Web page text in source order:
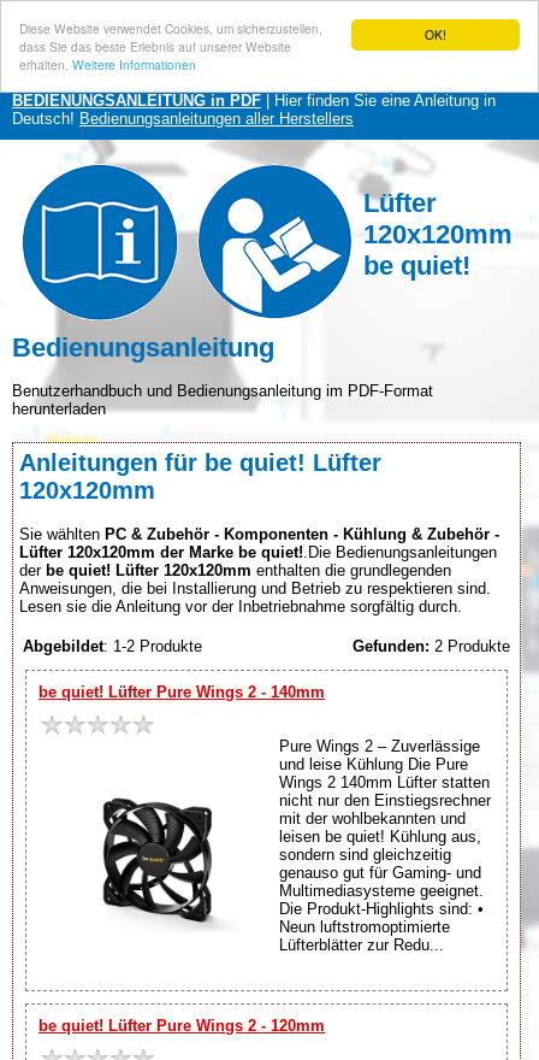
OK!
Diese Website verwendet Cookies, um sicherzustellen,
dass Sie das beste Erlebnis auf unserer Website
erhalten. Weitere Informationen
BEDIENUNGSANLEITUNG in PDF | Hier finden Sie eine Anleitung in
Deutsch! Bedienungsanleitungen aller Herstellers
Lüfter
120x120mm
be quiet!
Bedienungsanleitung
Benutzerhandbuch und Bedienungsanleitung im PDF-Format
herunterladen
Anleitungen für be quiet! Lüfter
120x120mm
Sie wählten PC & Zubehör - Komponenten - Kühlung & Zubehör -
Lüfter 120x120mm der Marke be quiet! .Die Bedienungsanleitungen
der be quiet! Lüfter 120x120mm enthalten die grundlegenden
Anweisungen, die bei Installierung und Betrieb zu respektieren sind.
Lesen sie die Anleitung vor der Inbetriebnahme sorgfältig durch.
Abgebildet: 1-2 Produkte Gefunden: 2 Produkte
be quiet! Lüfter Pure Wings 2 - 140mm
Pure Wings 2 – Zuverlässige
und leise Kühlung Die Pure
Wings 2 140mm Lüfter statten
nicht nur den Einstiegsrechner
mit der wohlbekannten und
leisen be quiet! Kühlung aus,
sondern sind gleichzeitig
genauso gut für Gaming- und
Multimediasysteme geeignet.
Die Produkt-Highlights sind: •
Neun luftstromoptimierte
Lüfterblätter zur Redu...
be quiet! Lüfter Pure Wings 2 - 120mm